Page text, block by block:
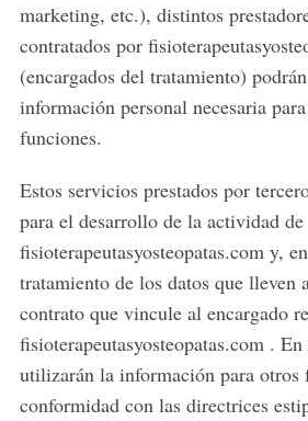
marketing, etc.), distintos
contratados por
(encargados del tratamiento)
información personal necesaria
funciones.
Estos servicios prestados por
para el desarrollo de la actividad de
fisioterapeutasyosteopatas.com y,
tratamiento de los datos que lleven
contrato que vincule al encargado
fisioterapeutasyosteopatas.com .
utilizarán la información para otros
conformidad con las directrices